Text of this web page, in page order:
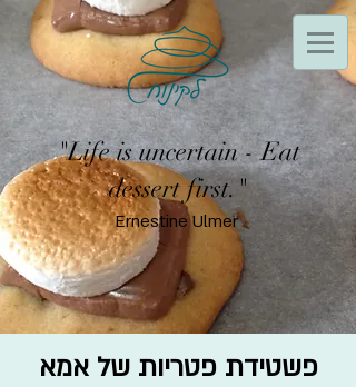
"Life is uncertain - Eat
dessert first."
Ernestine Ulmer
פשטידת פטריות של אמא